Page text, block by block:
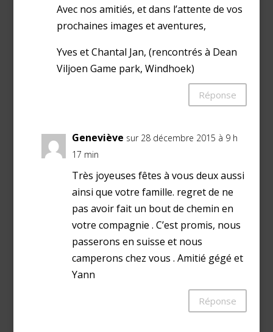
Avec nos amitiés, et dans l’attente de vos
prochaines images et aventures,
Yves et Chantal Jan, (rencontrés à Dean
Viljoen Game park, Windhoek)
Réponse
Geneviève sur 28 décembre 2015 à 9 h
17 min
Très joyeuses fêtes à vous deux aussi
ainsi que votre famille. regret de ne
pas avoir fait un bout de chemin en
votre compagnie . C’est promis, nous
passerons en suisse et nous
camperons chez vous . Amitié gégé et
Yann
Réponse